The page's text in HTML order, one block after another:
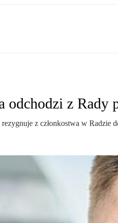
odchodzi z Rady
z członkostwa w Radzie